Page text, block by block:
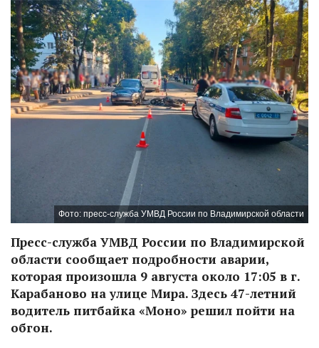
Фото: пресс-служба УМВД России по Владимирской области
Пресс-служба УМВД России по Владимирской
области сообщает подробности аварии,
которая произошла 9 августа около 17:05 в г.
Карабаново на улице Мира. Здесь 47-летний
водитель питбайка «Моно» решил пойти на
обгон.